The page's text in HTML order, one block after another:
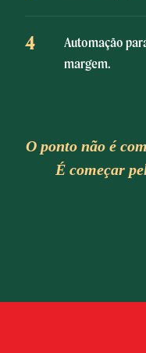
4
Automação
margem.
O ponto não é
É começar